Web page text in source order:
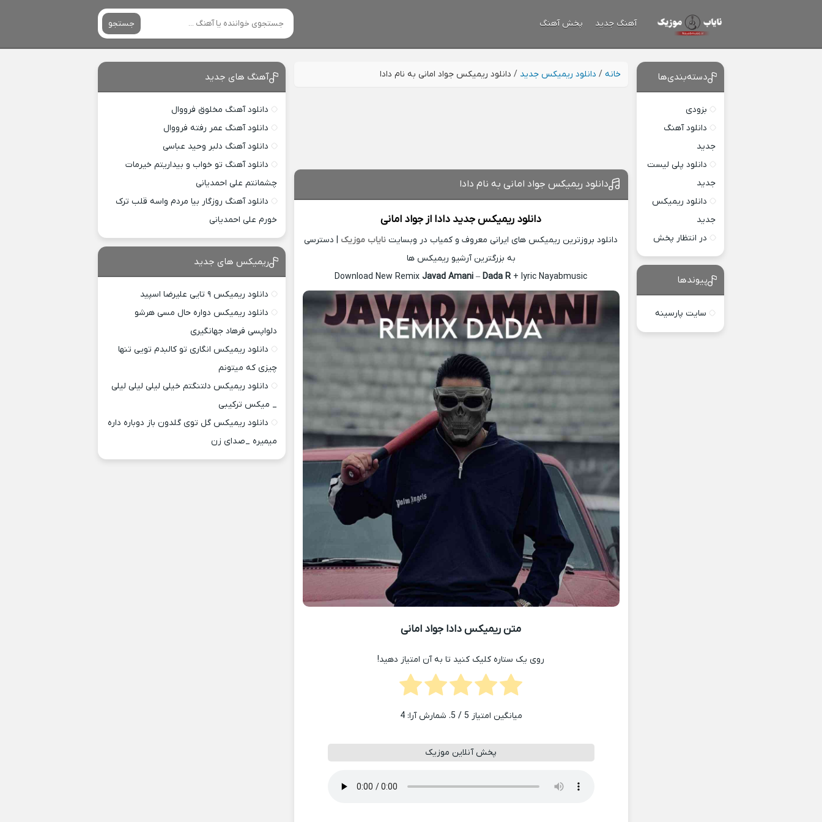
آهنگ جدید پخش آهنگ جستجو
خانه / دانلود ریمیکس جدید / دانلود ریمیکس جواد امانی به نام دادا
دانلود ریمیکس جواد امانی به نام دادا
دانلود ریمیکس جدید دادا ازجواد امانی
دانلود بروزترین ریمیکس های ایرانی معروف و کمیاب در وبسایت نایاب موزیک | دسترسی
به بزرگترین آرشیو ریمیکس ها
Download New RemixJavad Amani –Dada R + lyric Nayabmusic
متن ریمیکس دادا جواد امانی
روی یک ستاره کلیک کنید تا به آن امتیاز دهید!
میانگین امتیاز 5 / 5. شمارش آرا: 4
پخش آنلاین موزیک
دسته‌بندی‌ها
بزودی
دانلود آهنگ
جدید
دانلود پلی لیست
جدید
دانلود ریمیکس
جدید
در انتظار پخش
پیوندها
سایت پارسینه
آهنگ های جدید
دانلود آهنگ مخلوق فرووال
دانلود آهنگ عمر رفته فرووال
دانلود آهنگ دلبر وحید عباسی
دانلود آهنگ تو خواب و بیداریتم خیرمات
چشمانتم علی احمدیانی
دانلود آهنگ روزگار بیا مردم واسه قلب ترک
خورم علی احمدیانی
ریمیکس های جدید
دانلود ریمیکس ۹ تایی علیرضا اسپید
دانلود ریمیکس دواره حال مسی هرشو
دلواپسی فرهاد جهانگیری
دانلود ریمیکس انگاری تو کالبدم تویی تنها
چیزی که میتونم
دانلود ریمیکس دلتنگتم خیلی لیلی لیلی لیلی
_ میکس ترکیبی
دانلود ریمیکس گل توی گلدون باز دوباره داره
میمیره _صدای زن